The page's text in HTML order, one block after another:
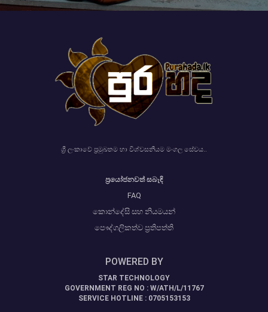
ශ්‍රී ලංකාවේ ප්‍රමුඛතම හා විශ්වසනීයම මංගල සේවය..
ප්‍රයෝජනවත් සබැඳි
FAQ
කොන්දේසි සහ නියමයන්
පෞද්ගලිකත්ව ප්‍රතිපත්ති
POWERED BY
STAR TECHNOLOGY
GOVERNMENT REG NO : W/ATH/L/11767
SERVICE HOTLINE : 0705153153